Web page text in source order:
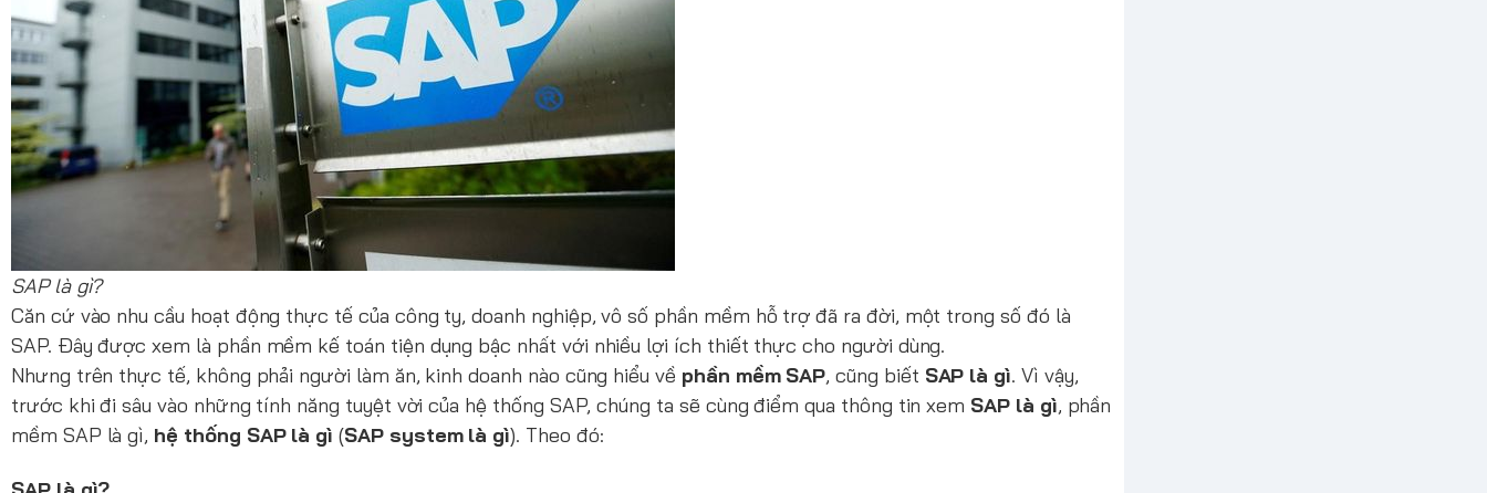
SAP là gì?
Căn cứ vào nhu cầu hoạt động thực tế của công ty, doanh nghiệp, vô số phần mềm hỗ trợ đã ra đời, một trong số đó là
SAP. Đây được xem là phần mềm kế toán tiện dụng bậc nhất với nhiều lợi ích thiết thực cho người dùng.
Nhưng trên thực tế, không phải người làm ăn, kinh doanh nào cũng hiểu về phần mềm SAP, cũng biết SAP là gì. Vì vậy,
trước khi đi sâu vào những tính năng tuyệt vời của hệ thống SAP, chúng ta sẽ cùng điểm qua thông tin xem SAP là gì, phần
mềm SAP là gì, hệ thống SAP là gì (SAP system là gì). Theo đó: